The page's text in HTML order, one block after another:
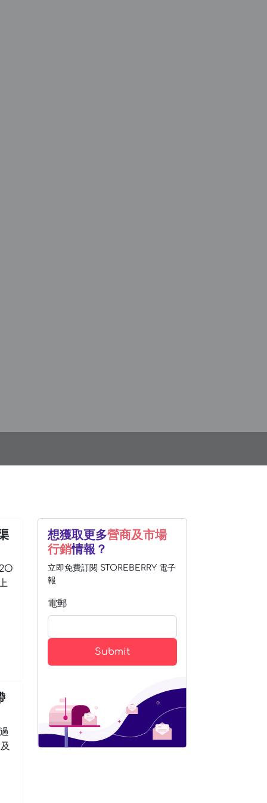
想獲取更多營商及市場
行銷情報？
立即免費訂閱 STOREBERRY 電子
報
電郵
Submit